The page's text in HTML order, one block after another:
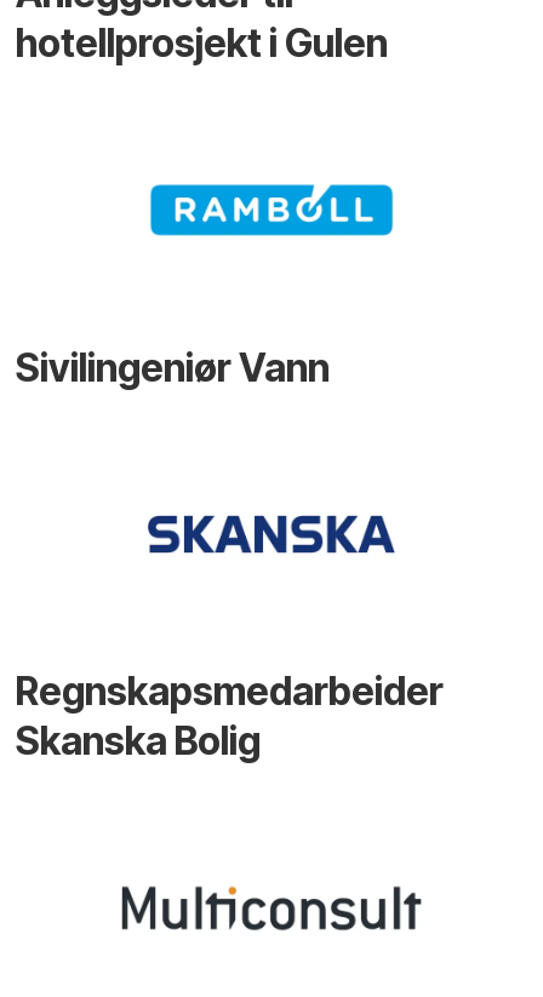
hotellprosjekt i Gulen
Sivilingeniør Vann
Regnskapsmedarbeider
Skanska Bolig